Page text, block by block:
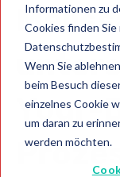
Informationen zu
Cookies finden Sie
Wenn Sie
beim Besuch
einzelnes Cookie
um daran zu
werden möchten.
Your-